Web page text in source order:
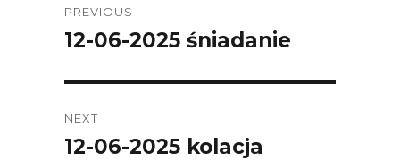
navigation
PREVIOUS
Previous
12-06-2025 śniadanie
NEXT
Next
12-06-2025 kolacja